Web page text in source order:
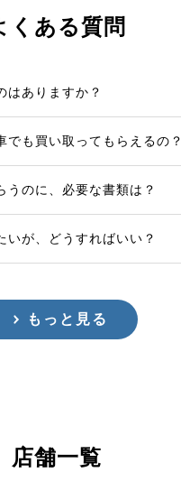
くある質問
はありますか？
でも買い取ってもらえるの？
うのに、必要な書類は？
いが、どうすればいい？
もっと見る
店舗一覧